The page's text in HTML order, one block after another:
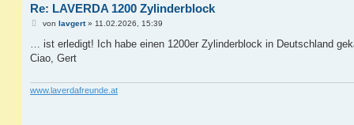
Re: LAVERDA 1200 Zylinderblock
B
r
von lavgert» 11.02.2026, 15:39
… ist erledigt! Ich habe einen 1200er Zylinderblock in Deutschland
Ciao, Gert
www.laverdafreunde.at